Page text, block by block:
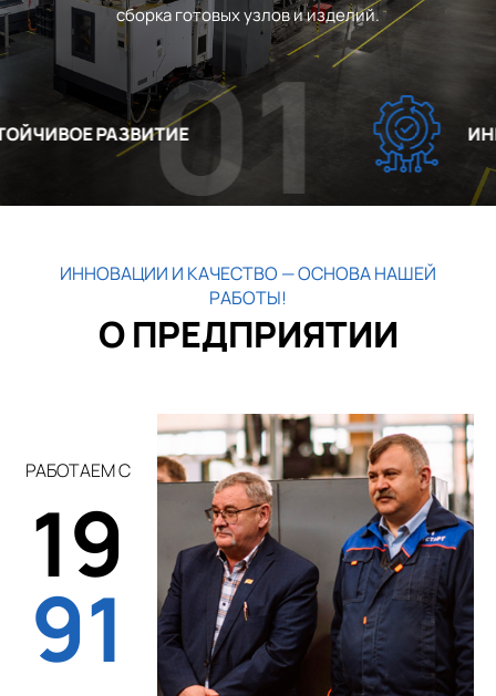
сборка готовых узлов и изделий.
РАЗВИТИЕ01
ИННОВАЦИИ И КАЧЕСТВО — ОСНОВА НАШЕЙ
РАБОТЫ!
О ПРЕДПРИЯТИИ
РАБОТАЕМ С
19
91